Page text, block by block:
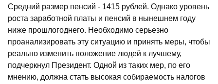
Средний размер пенсий - 1415 рублей. Однако уровень
роста заработной платы и пенсий в нынешнем году
ниже прошлогоднего. Необходимо серьезно
проанализировать эту ситуацию и принять меры, чтобы
реально изменить положение людей к лучшему,
подчеркнул Президент. Одной из таких мер, по его
мнению, должна стать высокая собираемость налогов